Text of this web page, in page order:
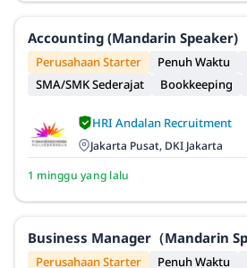
Accounting (Mandarin Speaker)
Perusahaan Starter
Penuh Waktu
SMA/SMK Sederajat
Bookkeeping
HRI Andalan Recruitment
Jakarta Pusat, DKI Jakarta
1 minggu yang lalu
Business Manager（Mandarin
Perusahaan Starter
Penuh Waktu